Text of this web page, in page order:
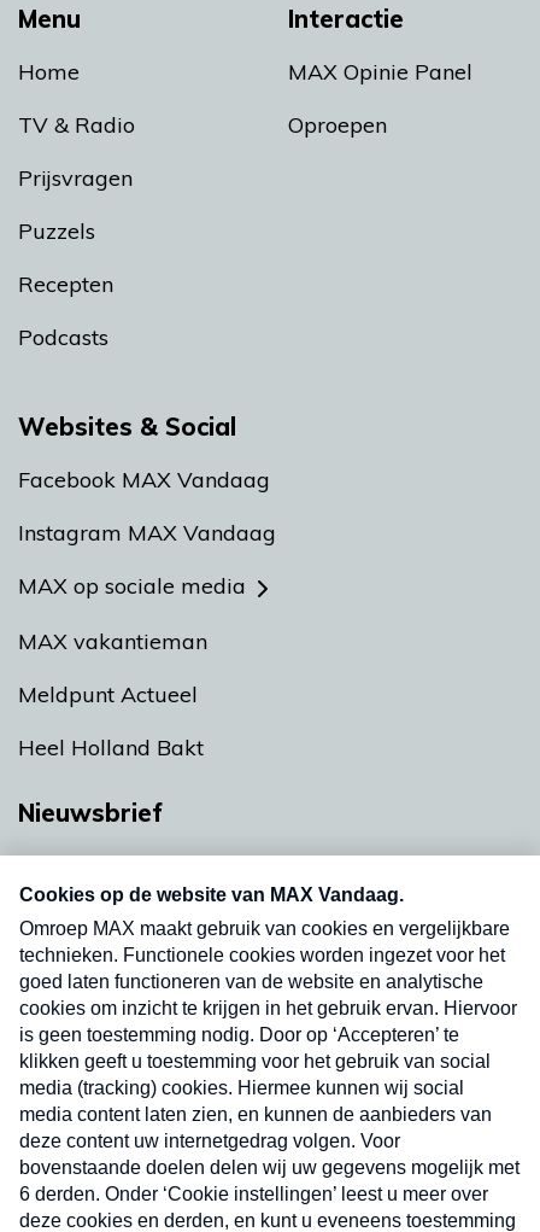
Menu
Home
TV & Radio
Prijsvragen
Puzzels
Recepten
Podcasts
Interactie
MAX Opinie Panel
Oproepen
Websites & Social
Facebook MAX Vandaag
Instagram MAX Vandaag
MAX op sociale media
MAX vakantieman
Meldpunt Actueel
Heel Holland Bakt
Nieuwsbrief
nieuwsbrief. Elke vrijdag- en dinsdagochtend in
uw mailbox.
Verzend
Nieuwsbrief